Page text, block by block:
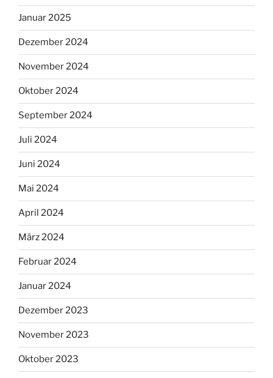
Januar 2025
Dezember 2024
November 2024
Oktober 2024
September 2024
Juli 2024
Juni 2024
Mai 2024
April 2024
März 2024
Februar 2024
Januar 2024
Dezember 2023
November 2023
Oktober 2023